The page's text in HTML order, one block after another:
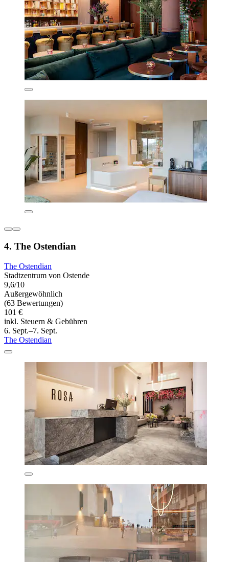
4. The Ostendian
The Ostendian
Stadtzentrum von Ostende
9,6/10
Außergewöhnlich
(63 Bewertungen)
101 €
inkl. Steuern & Gebühren
6. Sept.–7. Sept.
The Ostendian